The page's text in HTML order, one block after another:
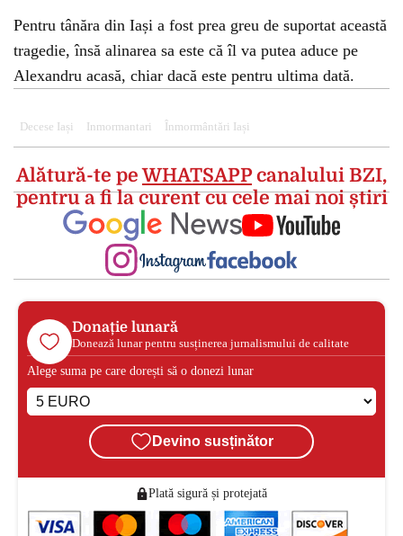
Pentru tânăra din Iași a fost prea greu de suportat această
tragedie, însă alinarea sa este că îl va putea aduce pe
Alexandru acasă, chiar dacă este pentru ultima dată.
Decese Iași Inmormantari Înmormântări Iași
Alătură-te peWHATSAPPcanalului BZI,
pentru a fi la curent cu cele mai noi știri
Donație lunară
Donează lunar pentru susținerea jurnalismului de calitate
Alege suma pe care dorești să o donezi lunar
Devino susținător
Plată sigură și protejată